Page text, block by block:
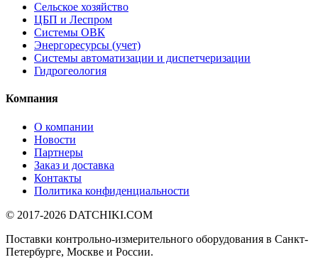
Сельское хозяйство
ЦБП и Леспром
Системы ОВК
Энергоресурсы (учет)
Системы автоматизации и диспетчеризации
Гидрогеология
Компания
О компании
Новости
Партнеры
Заказ и доставка
Контакты
Политика конфиденциальности
© 2017-2026 DATCHIKI.COM
Поставки контрольно-измерительного оборудования в Санкт-
Петербурге, Москве и России.